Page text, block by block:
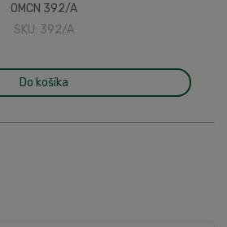
OMCN 392/A
SKU: 392/A
Do košíka